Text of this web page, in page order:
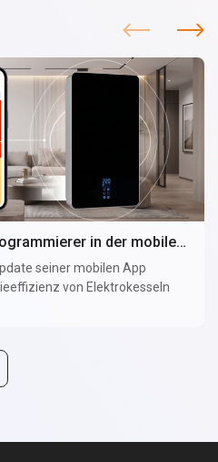
Aktualisierter Wochenprogrammierer in der mobilen App des TEKNIX Elektrokessels
seiner mobilen App
von Elektrokesseln
können nun für jeden
beheizten Boilers). Der Kessel
wenn es wirklich